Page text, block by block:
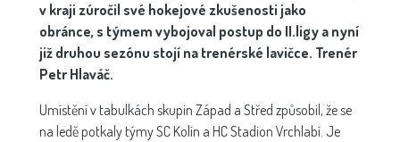
v kraji zúročil své hokejové zkušenosti jako
obránce, s týmem vybojoval postup do II.ligy a nyní
již druhou sezónu stojí na trenérské lavičce. Trenér
Petr Hlaváč.
Umístění v tabulkách skupin Západ a Střed způsobil, že se
na ledě potkaly týmy SC Kolín a HC Stadion Vrchlabí. Je